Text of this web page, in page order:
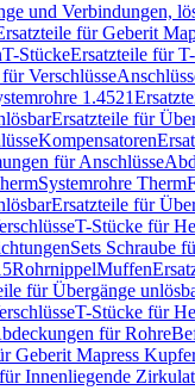
und Verbindungen,
für Geberit
T-StückeErsatzteile für
Verschlüsse
1.4521
Ersatzteile für
Kompensatoren
für Anschlüsse
Systemrohre Therm
Ersatzteile für
T-Stücke für
Sets Schraube
RohrnippelMuffen
für Übergänge
T-Stücke für
für Rohre
Geberit Mapress
Innenliegende